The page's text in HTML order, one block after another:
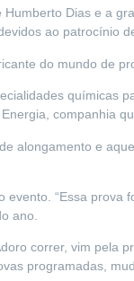
Dias e a
ao patrocínio
do mundo de
químicas
companhia
alongamento e
“Essa
ano.
correr, vim pela
programadas,